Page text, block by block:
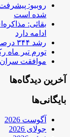
روبیو:
شده است
بقائی:
ادامه دارد
رشد ۳۴۴ درصدی قیمت روغن/ لبنیات چقدر گران شد؟
تورم تیر ماه رکورد
موافقت سران
آخرین دیدگاه‌ها
بایگانی‌ها
آگوست 2026
جولای 2026